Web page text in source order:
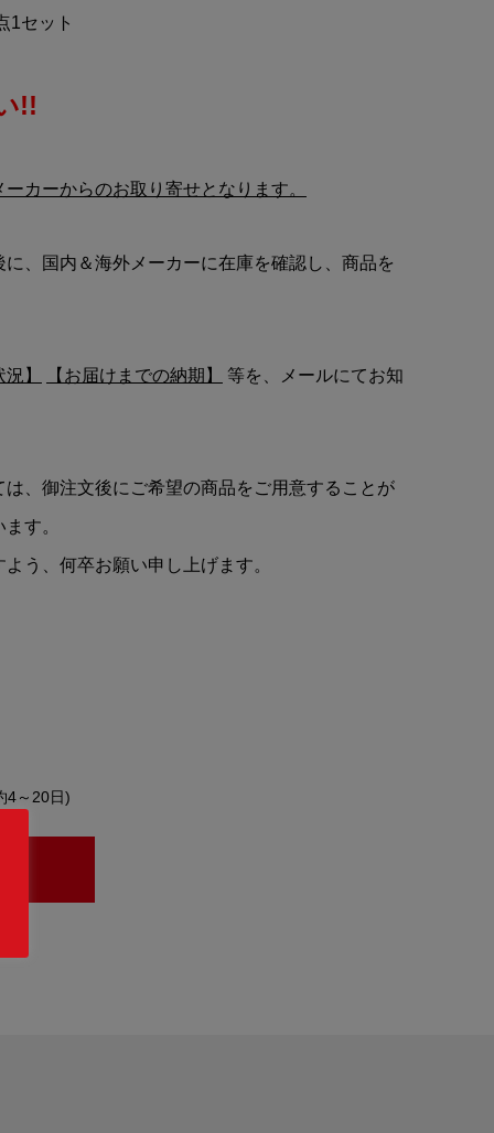
1セット
!!
カーからのお取り寄せとなります。
、国内＆海外メーカーに在庫を確認し、商品を
況】 【お届けまでの納期】 等を、メールにてお知
、御注文後にご希望の商品をご用意することが
す。
う、何卒お願い申し上げます。
4～20日)